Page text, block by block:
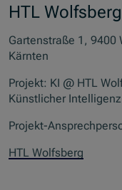
HTL Wolfsberg
Gartenstraße 1, 9400
Kärnten
Projekt: KI @ HTL
Künstlicher Intelligenz
Projekt-
HTL Wolfsberg